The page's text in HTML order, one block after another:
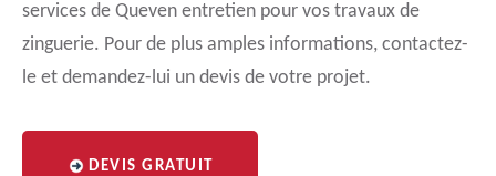
services de Queven entretien pour vos travaux de
zinguerie. Pour de plus amples informations, contactez-
le et demandez-lui un devis de votre projet.
DEVIS GRATUIT